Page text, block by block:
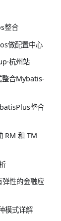
整合
做配置中心
杭州站
整合Mybatis-
整合
RM 和 TM
性的金融应
模式详解